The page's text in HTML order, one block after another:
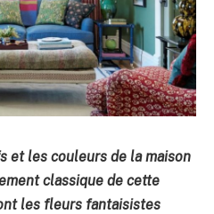
et les couleurs de la maison
classique de cette
les fleurs fantaisistes